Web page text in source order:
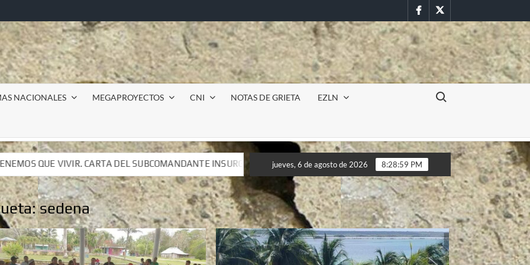
FacebookTwitter
NACIONALES MEGAPROYECTOS CNI NOTAS DE GRIETA EZLN
Buscar:
INSURGENTE MOISÉS A LUIS DE TAVIRA
Incursión militar en la UAEM (Morelos) durante paro
INSURGENTE MOISÉS A LUIS DE TAVIRA
Incursión militar en la UAEM (Morelos) durante paro
jueves, 6 de agosto de 2026 8:29:02 PM
sedena